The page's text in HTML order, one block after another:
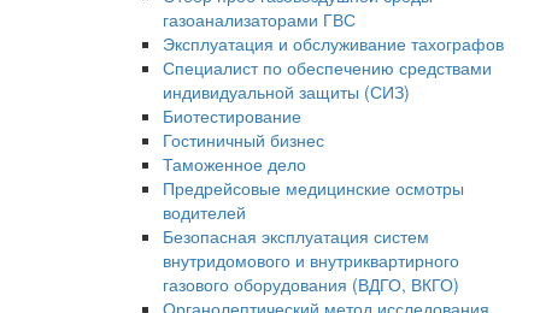
газоанализаторами ГВС
Эксплуатация и обслуживание тахографов
Специалист по обеспечению средствами
индивидуальной защиты (СИЗ)
Биотестирование
Гостиничный бизнес
Таможенное дело
Предрейсовые медицинские осмотры
водителей
Безопасная эксплуатация систем
внутридомового и внутриквартирного
газового оборудования (ВДГО, ВКГО)
Органолептический метод исследования